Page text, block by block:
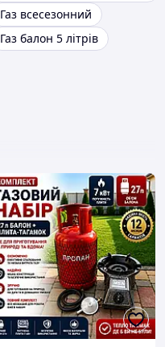
Газ всесезонний
Газ балон 5 літрів